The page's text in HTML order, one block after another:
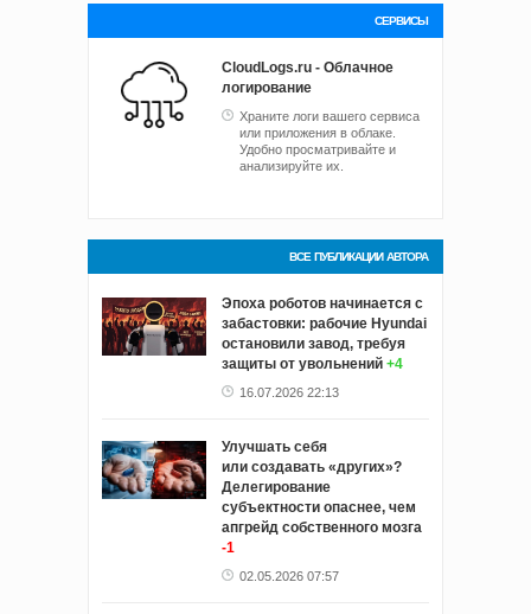
СЕРВИСЫ
CloudLogs.ru - Облачное
логирование
Храните логи вашего сервиса
или приложения в облаке.
Удобно просматривайте и
анализируйте их.
ВСЕ ПУБЛИКАЦИИ АВТОРА
Эпоха роботов начинается с
забастовки: рабочие Hyundai
остановили завод, требуя
защиты от увольнений +4
16.07.2026 22:13
Улучшать себя
или создавать «других»?
Делегирование
субъектности опаснее, чем
апгрейд собственного мозга
-1
02.05.2026 07:57